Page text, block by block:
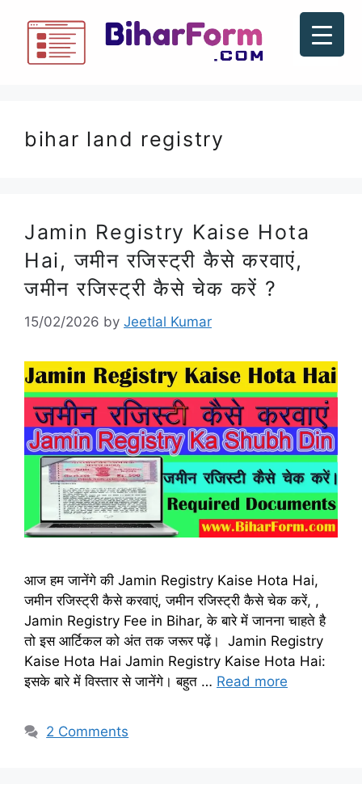
bihar land registry
Jamin Registry Kaise Hota
Hai, जमीन रजिस्ट्री कैसे करवाएं,
जमीन रजिस्ट्री कैसे चेक करें ?
15/02/2026 by Jeetlal Kumar
आज हम जानेंगे की Jamin Registry Kaise Hota Hai,
जमीन रजिस्ट्री कैसे करवाएं, जमीन रजिस्ट्री कैसे चेक करें, ,
Jamin Registry Fee in Bihar, के बारे में जानना चाहते है
तो इस आर्टिकल को अंत तक जरूर पढ़ें। Jamin Registry
Kaise Hota Hai Jamin Registry Kaise Hota Hai:
इसके बारे में विस्तार से जानेंगे। बहुत … Read more
2 Comments